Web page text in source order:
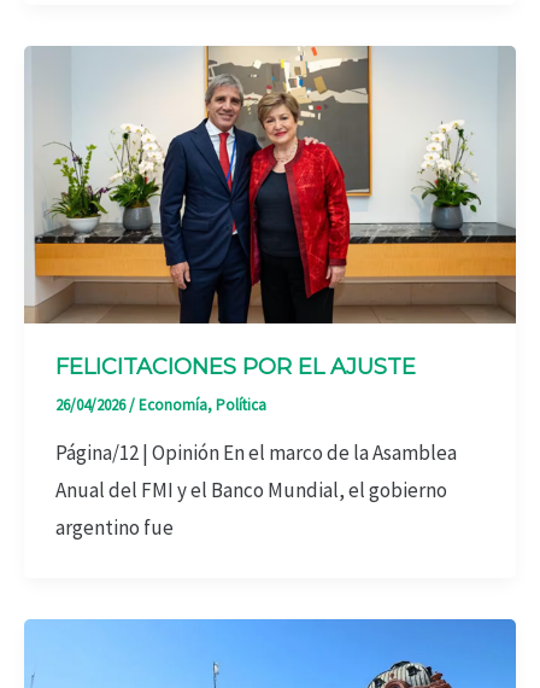
FELICITACIONES POR EL AJUSTE
26/04/2026/Economía,Política
Página/12 | Opinión En el marco de la Asamblea
Anual del FMI y el Banco Mundial, el gobierno
argentino fue